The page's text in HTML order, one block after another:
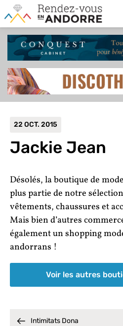
22 OCT. 2015
Jackie Jean
Désolés, la boutique de
plus partie de notre
vêtements, chaussures et
Mais bien d’autres
également un shopping
andorrans !
Voir les autres
Intimitats Dona